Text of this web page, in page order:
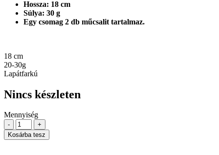
Hossza: 18 cm
Súlya: 30 g
Egy csomag 2 db műcsalit tartalmaz.
18 cm
20-30g
Lapátfarkú
Nincs készleten
Mennyiség
-
+
Kosárba tesz